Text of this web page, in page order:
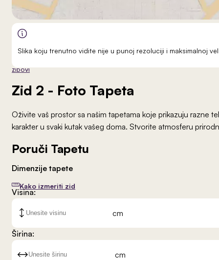
Slika koju trenutno vidite nije u punoj rezoluciji i maksimalnoj
ZIDOVI
Zid 2 - Foto Tapeta
Oživite vaš prostor sa našim tapetama koje prikazuju razne
karakter u svaki kutak vašeg doma. Stvorite atmosferu
Poruči Tapetu
Dimenzije tapete
Kako izmeriti zid
Visina:
cm
Širina:
cm